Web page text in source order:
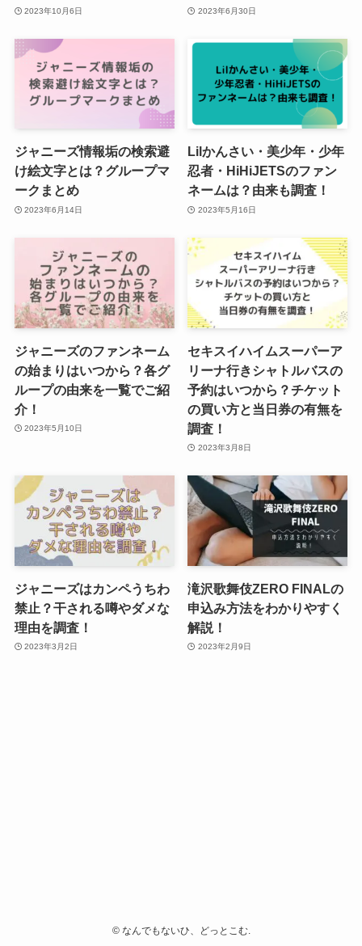
2023年10月6日 2023年6月30日
ジャニーズ情報垢の検索避
け絵文字とは？グループマ
ークまとめ
2023年6月14日
Lilかんさい・美少年・少年
忍者・HiHiJETSのファン
ネームは？由来も調査！
2023年5月16日
ジャニーズのファンネーム
の始まりはいつから？各グ
ループの由来を一覧でご紹
介！
2023年5月10日
セキスイハイムスーパーア
リーナ行きシャトルバスの
予約はいつから？チケット
の買い方と当日券の有無を
調査！
2023年3月8日
ジャニーズはカンペうちわ
禁止？干される噂やダメな
理由を調査！
2023年3月2日
滝沢歌舞伎ZERO FINALの
申込み方法をわかりやすく
解説！
2023年2月9日
©なんでもないひ、どっとこむ.